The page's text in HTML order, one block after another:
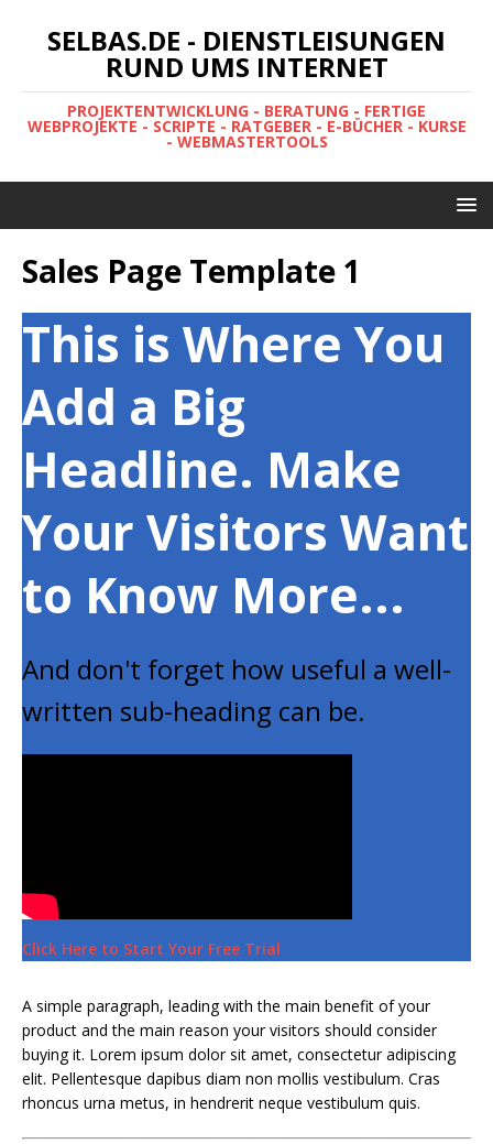
SELBAS.DE - DIENSTLEISUNGEN
RUND UMS INTERNET
PROJEKTENTWICKLUNG - BERATUNG - FERTIGE
WEBPROJEKTE - SCRIPTE - RATGEBER - E-BÜCHER - KURSE
- WEBMASTERTOOLS
Sales Page Template 1
This is Where You
Add a Big
Headline. Make
Your Visitors Want
to Know More...
And don't forget how useful a well-
written sub-heading can be.
Click Here to Start Your Free Trial
A simple paragraph, leading with the main benefit of your
product and the main reason your visitors should consider
buying it. Lorem ipsum dolor sit amet, consectetur adipiscing
elit. Pellentesque dapibus diam non mollis vestibulum. Cras
rhoncus urna metus, in hendrerit neque vestibulum quis.